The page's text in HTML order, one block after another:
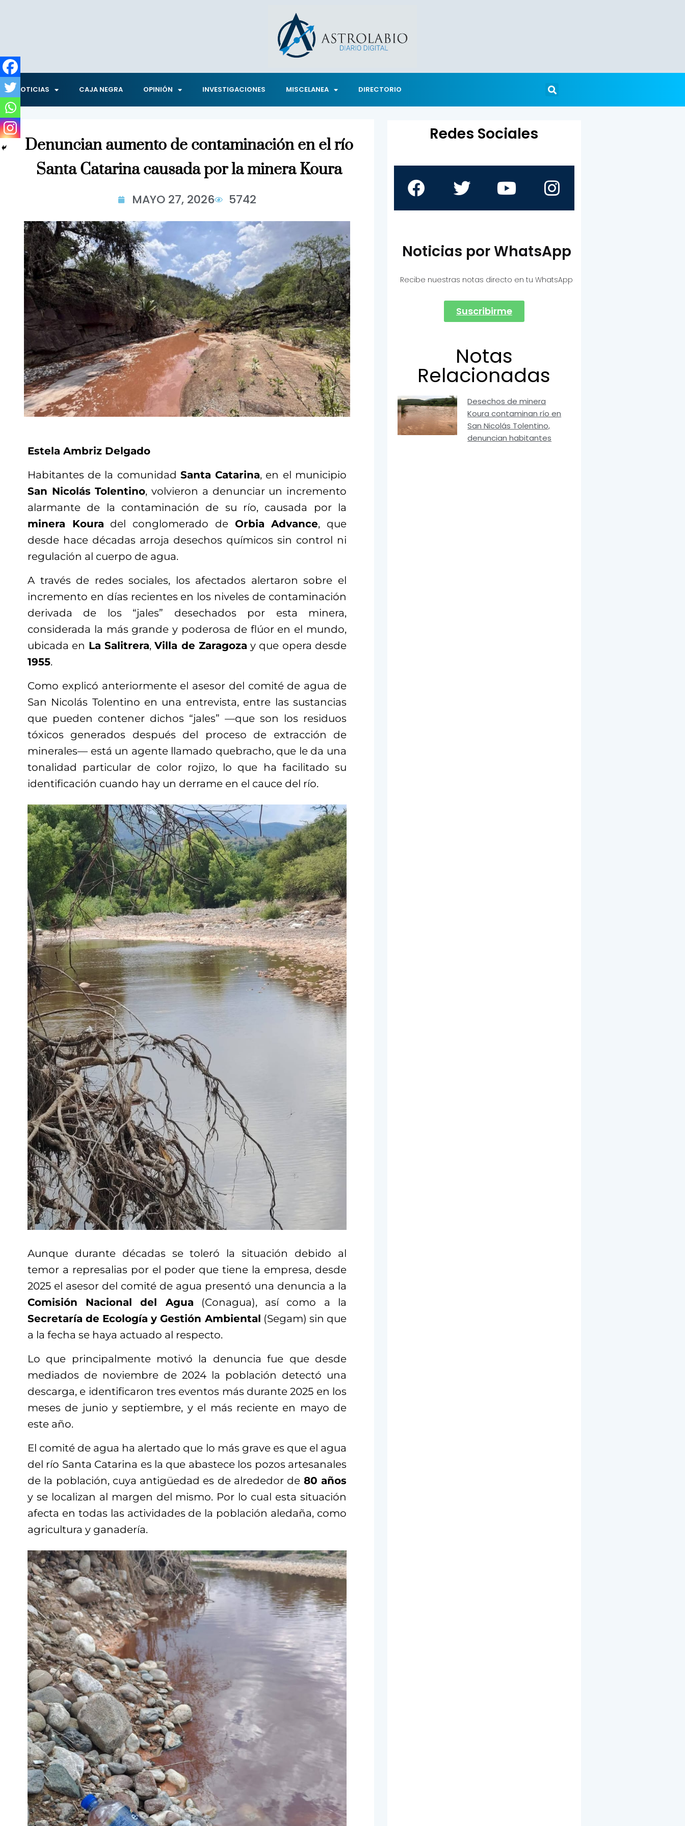
NOTICIAS CAJA NEGRA OPINIÓN INVESTIGACIONES MISCELANEA DIRECTORIO
Denuncian aumento de contaminación en el río
Santa Catarina causada por la minera Koura
MAYO 27, 2026 5742
Estela Ambriz Delgado
Habitantes de la comunidad Santa Catarina, en el municipio
San Nicolás Tolentino, volvieron a denunciar un incremento
alarmante de la contaminación de su río, causada por la
minera Koura del conglomerado de Orbia Advance, que
desde hace décadas arroja desechos químicos sin control ni
regulación al cuerpo de agua.
A través de redes sociales, los afectados alertaron sobre el
incremento en días recientes en los niveles de contaminación
derivada de los “jales” desechados por esta minera,
considerada la más grande y poderosa de flúor en el mundo,
ubicada en La Salitrera,Villa de Zaragoza y que opera desde
1955.
Como explicó anteriormente el asesor del comité de agua de
San Nicolás Tolentino en una entrevista, entre las sustancias
que pueden contener dichos “jales” —que son los residuos
tóxicos generados después del proceso de extracción de
minerales— está un agente llamado quebracho, que le da una
tonalidad particular de color rojizo, lo que ha facilitado su
identificación cuando hay un derrame en el cauce del río.
Aunque durante décadas se toleró la situación debido al
temor a represalias por el poder que tiene la empresa, desde
2025 el asesor del comité de agua presentó una denuncia a la
Comisión Nacional del Agua (Conagua), así como a la
Secretaría de Ecología y Gestión Ambiental (Segam) sin que
a la fecha se haya actuado al respecto.
Lo que principalmente motivó la denuncia fue que desde
mediados de noviembre de 2024 la población detectó una
descarga, e identificaron tres eventos más durante 2025 en los
meses de junio y septiembre, y el más reciente en mayo de
este año.
El comité de agua ha alertado que lo más grave es que el agua
del río Santa Catarina es la que abastece los pozos artesanales
de la población, cuya antigüedad es de alrededor de 80 años
y se localizan al margen del mismo. Por lo cual esta situación
afecta en todas las actividades de la población aledaña, como
agricultura y ganadería.
Redes Sociales
Noticias por WhatsApp
Recibe nuestras notas directo en tu WhatsApp
Suscribirme
Notas
Relacionadas
Desechos de minera
Koura contaminan río en
San Nicolás Tolentino,
denuncian habitantes